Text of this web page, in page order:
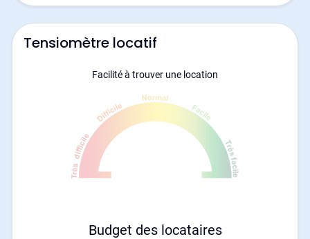
Tensiomètre locatif
Facilité à trouver une location
Budget des locataires